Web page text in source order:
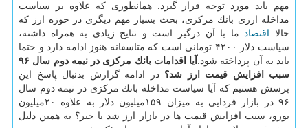
مهم باید مورد توجه قرار گیرد. همانطوری كه علاوه بر سیاست
مداخله ارزی بانك مركزی، بحث بسیار مهم دیگری در حوزه ارز كه
حالا اقتصاد
ما با آن درگیر است و نتایج زیادی به همراه داشته،
سیاست دلار ۴۲۰۰ تومانی است كه متاسفانه هنوز ادامه دارد و حتما
باید به آن پرداخته شود.
آیا اقدامات بانك مركزی در نیمه دوم سال ۹۶
سبب افزایش قیمت ارز شد؟ در ادامه گزارش بدنبال پاسخ این
پرسش هستیم كه آیا سیاست مداخله بانك مركزی در نیمه دوم سال
۹۶ در بازار فردایی به میزان ۱۵۹میلیون دلار به علاوه ۲۰میلیون
یورو، سبب افزایش قیمت ها در بازار ارز شد یا خیر؟ به همین دلیل